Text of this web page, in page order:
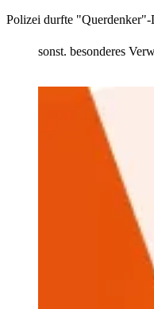
Polizei durfte "Querdenker"-
sonst. besonderes